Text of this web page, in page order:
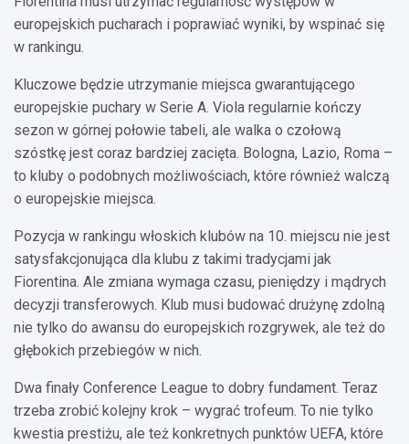
europejskich pucharach i poprawiać wyniki, by wspinać się
w rankingu.
Kluczowe będzie utrzymanie miejsca gwarantującego
europejskie puchary w Serie A. Viola regularnie kończy
sezon w górnej połowie tabeli, ale walka o czołową
szóstkę jest coraz bardziej zacięta. Bologna, Lazio, Roma –
to kluby o podobnych możliwościach, które również walczą
o europejskie miejsca.
Pozycja w rankingu włoskich klubów na 10. miejscu nie jest
satysfakcjonująca dla klubu z takimi tradycjami jak
Fiorentina. Ale zmiana wymaga czasu, pieniędzy i mądrych
decyzji transferowych. Klub musi budować drużynę zdolną
nie tylko do awansu do europejskich rozgrywek, ale też do
głębokich przebiegów w nich.
Dwa finały Conference League to dobry fundament. Teraz
trzeba zrobić kolejny krok – wygrać trofeum. To nie tylko
kwestia prestiżu, ale też konkretnych punktów UEFA, które